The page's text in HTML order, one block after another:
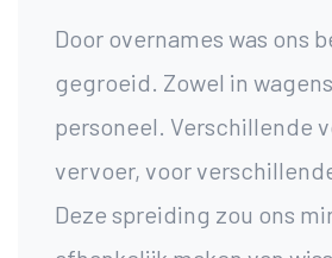
Door overnames was ons
gegroeid. Zowel in
personeel. Verschillende
vervoer, voor
Deze spreiding zou ons